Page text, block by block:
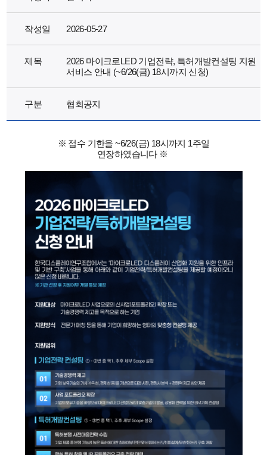
작성일 2026-05-27
제목
2026 마이크로LED 기업전략, 특허개발컨설팅 지원
서비스 안내 (~6/26(금) 18시까지 신청)
구분 협회공지
※ 접수 기한을 ~6/26(금) 18시까지 1주일
연장하였습니다 ※